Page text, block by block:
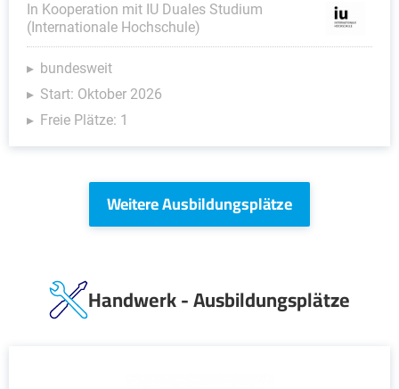
In Kooperation mit IU Duales Studium
(Internationale Hochschule)
bundesweit
Start: Oktober 2026
Freie Plätze: 1
Weitere Ausbildungsplätze
Handwerk - Ausbildungsplätze